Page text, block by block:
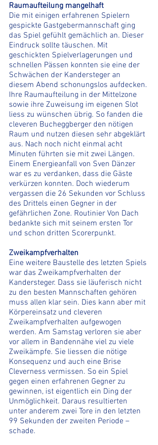
Raumaufteilung mangelhaft
Die mit einigen erfahrenen Spielern
gespickte Gastgebermannschaft ging
das Spiel gefühlt gemächlich an. Dieser
Eindruck sollte täuschen. Mit
geschickten Spielverlagerungen und
schnellen Pässen konnten sie eine der
Schwächen der Kandersteger an
diesem Abend schonungslos aufdecken.
Ihre Raumaufteilung in der Mittelzone
sowie ihre Zuweisung im eigenen Slot
liess zu wünschen übrig. So fanden die
cleveren Bucheggberger den nötigen
Raum und nutzen diesen sehr abgeklärt
aus. Nach noch nicht einmal acht
Minuten führten sie mit zwei Längen.
Einem Energieanfall von Sven Dänzer
war es zu verdanken, dass die Gäste
verkürzen konnten. Doch wiederum
vergassen die 26 Sekunden vor Schluss
des Drittels einen Gegner in der
gefährlichen Zone. Routinier Von Dach
bedankte sich mit seinem ersten Tor
und schon dritten Scorerpunkt.
Zweikampfverhalten
Eine weitere Baustelle des letzten Spiels
war das Zweikampfverhalten der
Kandersteger. Dass sie läuferisch nicht
zu den besten Mannschaften gehören
muss allen klar sein. Dies kann aber mit
Körpereinsatz und cleveren
Zweikampfverhalten aufgewogen
werden. Am Samstag verloren sie aber
vor allem in Bandennähe viel zu viele
Zweikämpfe. Sie liessen die nötige
Konsequenz und auch eine Brise
Cleverness vermissen. So ein Spiel
gegen einen erfahrenen Gegner zu
gewinnen, ist eigentlich ein Ding der
Unmöglichkeit. Daraus resultierten
unter anderem zwei Tore in den letzten
99 Sekunden der zweiten Periode –
schade.